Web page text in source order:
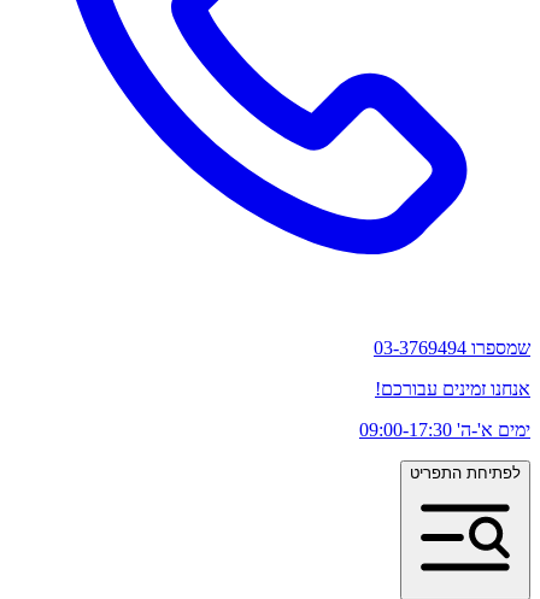
שמספרו 03-3769494
אנחנו זמינים עבורכם!
ימים א'-ה' 09:00-17:30
לפתיחת התפריט